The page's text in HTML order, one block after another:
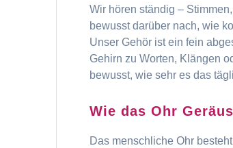
Wir hören ständig –
bewusst darüber nach, wie
Unser Gehör ist ein fein
Gehirn zu Worten, Klängen
bewusst, wie sehr es das
Wie das Ohr
Das menschliche Ohr